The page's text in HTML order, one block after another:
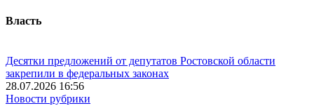
Власть
Десятки предложений от депутатов Ростовской области
закрепили в федеральных законах
28.07.2026 16:56
Новости рубрики